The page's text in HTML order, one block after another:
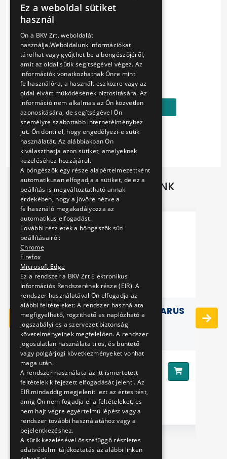
Material: plastic and metal with magnet
Vehicles can smile, too.
Ár:
850 Ft
Kosárba
TOVÁBBI AJÁNLATAINK
BADGE (ROUND) BIG - IKARUS
BUS
Ár:990 Ft
Ez a weboldal sütiket
használ
Ön a BKV Zrt. weboldalát
használja.Weboldalunk információkat
tárolhat vagy gyűjthet be a böngészőjéről,
amit az oldal sütik segítségével végez. Az
információk vonatkozhatnak Önre mint
felhasználóra, a használt eszközre vagy az
oldal elvárt működésének biztosítására. Az
információ nem alkalmas az Ön közvetlen
azonosítására, de segítségével Ön
személyre szabottabb internetélményhez
jut. Ön dönti el, hogy engedélyezi-e sütik
használatát. Az alábbiakban Ön
kiválaszthatja azon sütiket, amelyeknek
kezeléséhez hozzájárul.
A böngészők egy része alapértelmezettként
automatikusan elfogadja a sütiket, de ez a
beállítás is megváltoztatható annak
érdekében, hogy a jövőre nézve a
felhasználó megakadályozza az
automatikus elfogadást.
További részletek a böngészők süti
beállításairól:
Chrome
Firefox
Microsoft Edge
Ez a rendszer a BKV Zrt Elektronikus
Információs Rendszerének része (EIR). A
rendszer használatával Ön elfogadja az
alábbi feltételeket: A rendszer használata
megfigyelhető, rögzithető es naplózható a
jogszabályi es a szervezet biztonsági
követelményeinek megfelelően. A rendszer
jogosulatlan használata tilos, és büntető
vagy polgárjogi következményeket vonhat
maga után.
A rendszer használata az itt ismertetett
feltételek kifejezett elfogadását jelenti. Az
EIR mindaddig megjeleníti ezt az értesitést,
amig Ön nem fogadja el a feltételeket, es
nem hajt végre egyértelmű lépést vagy a
rendszer további használatához vagy a
bejelentkezéshez.
A sütik kezelésével összefüggő részletes
adatvédelmi tájékoztatás az alábbi linken